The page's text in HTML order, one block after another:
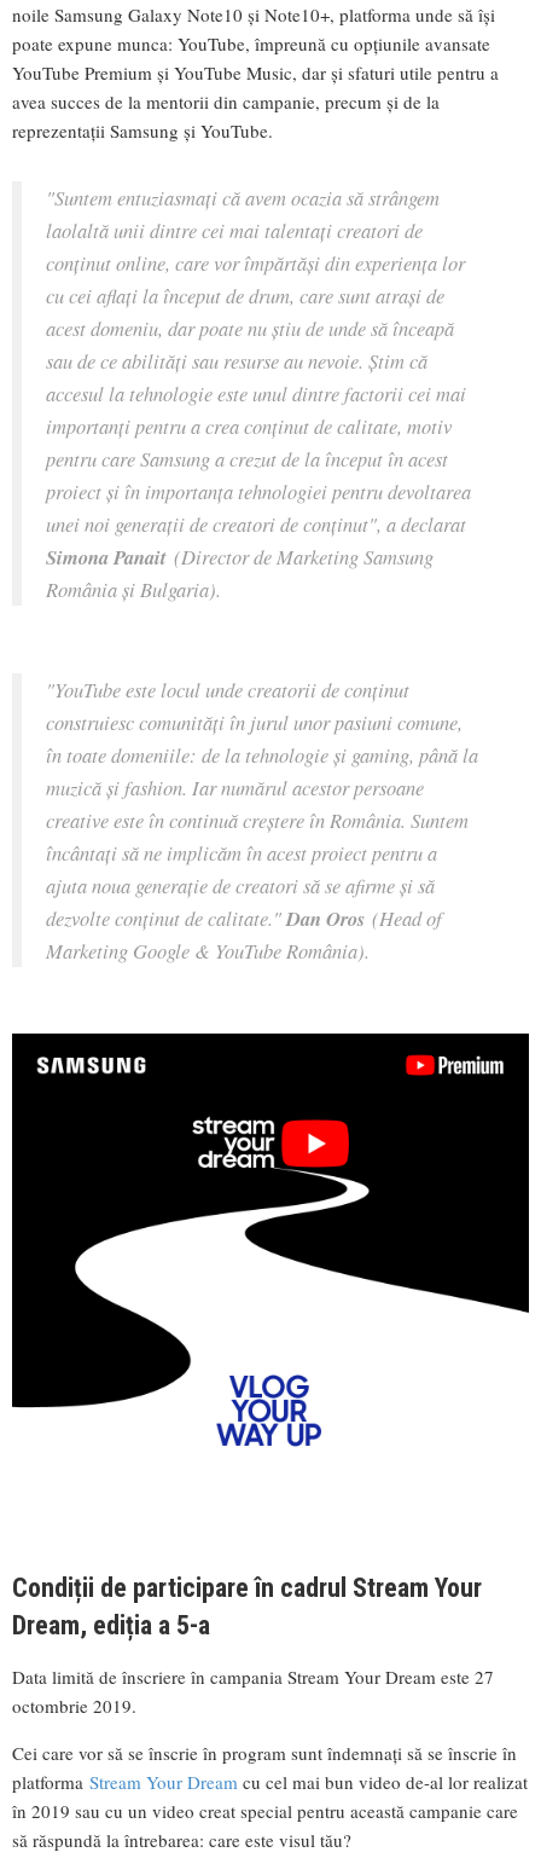
noile Samsung Galaxy Note10 și Note10+, platforma unde să își
poate expune munca: YouTube, împreună cu opțiunile avansate
YouTube Premium și YouTube Music, dar și sfaturi utile pentru a
avea succes de la mentorii din campanie, precum și de la
reprezentații Samsung și YouTube.
"Suntem entuziasmați că avem ocazia să strângem
laolaltă unii dintre cei mai talentați creatori de
conținut online, care vor împărtăși din experiența lor
cu cei aflați la început de drum, care sunt atrași de
acest domeniu, dar poate nu știu de unde să înceapă
sau de ce abilități sau resurse au nevoie. Știm că
accesul la tehnologie este unul dintre factorii cei mai
importanți pentru a crea conținut de calitate, motiv
pentru care Samsung a crezut de la început în acest
proiect și în importanța tehnologiei pentru devoltarea
unei noi generații de creatori de conținut", a declarat
Simona Panait (Director de Marketing Samsung
România și Bulgaria).
"YouTube este locul unde creatorii de conținut
construiesc comunități în jurul unor pasiuni comune,
în toate domeniile: de la tehnologie și gaming, până la
muzică și fashion. Iar numărul acestor persoane
creative este în continuă creștere în România. Suntem
încântați să ne implicăm în acest proiect pentru a
ajuta noua generație de creatori să se afirme și să
dezvolte conținut de calitate."Dan Oros (Head of
Marketing Google & YouTube România).
Condiții de participare în cadrul Stream Your
Dream, ediția a 5-a
Data limită de înscriere în campania Stream Your Dream este 27
octombrie 2019.
Cei care vor să se înscrie în program sunt îndemnați să se înscrie în
platforma Stream Your Dream cu cel mai bun video de-al lor realizat
în 2019 sau cu un video creat special pentru această campanie care
să răspundă la întrebarea: care este visul tău?